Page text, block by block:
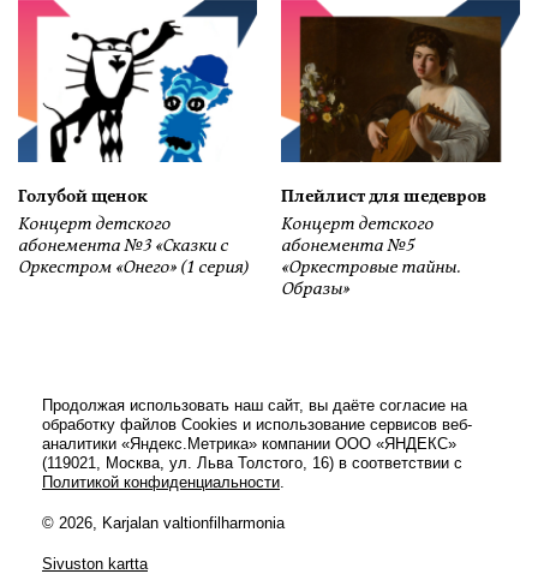
Голубой щенок
Концерт детского
абонемента №3 «Сказки с
Оркестром «Онего» (1 серия)
Плейлист для шедевров
Концерт детского
абонемента №5
«Оркестровые тайны.
Образы»
Продолжая использовать наш сайт, вы даёте согласие на
обработку файлов Cookies и использование сервисов веб-
аналитики «Яндекс.Метрика» компании ООО «ЯНДЕКС»
(119021, Москва, ул. Льва Толстого, 16) в соответствии с
Политикой конфиденциальности.
© 2026, Karjalan valtionfilharmonia
Sivuston kartta